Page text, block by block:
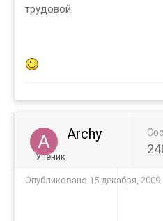
трудовой.
Archy
Ученик
Опубликовано 15 декабря, 2009